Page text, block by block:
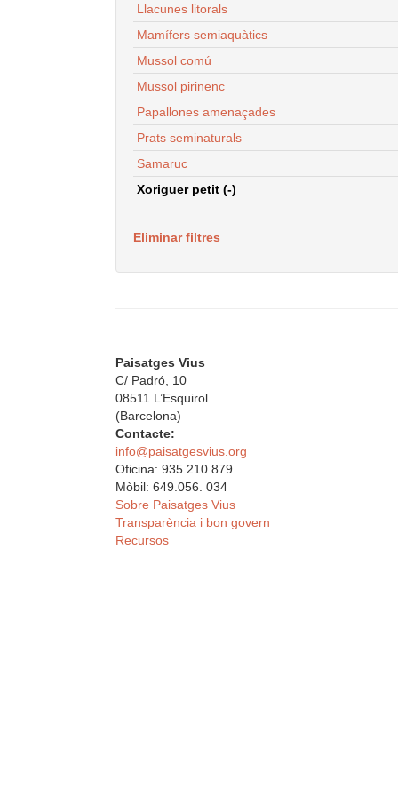
Llacunes litorals
Mamífers semiaquàtics
Mussol comú
Mussol pirinenc
Papallones amenaçades
Prats seminaturals
Samaruc
Xoriguer petit (-)
Eliminar filtres
Paisatges Vius
C/ Padró, 10
08511 L’Esquirol
(Barcelona)
Contacte:
info@paisatgesvius.org
Oficina: 935.210.879
Mòbil: 649.056. 034
Sobre Paisatges Vius
Transparència i bon govern
Recursos